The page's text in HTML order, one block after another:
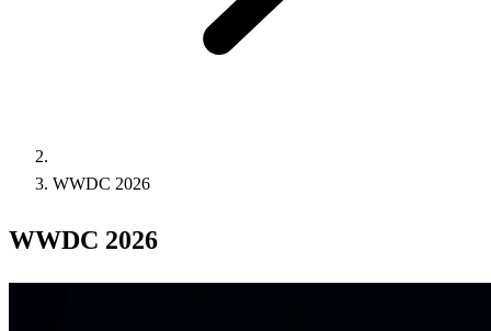
WWDC 2026
WWDC 2026